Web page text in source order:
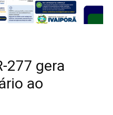
277 gera
ao